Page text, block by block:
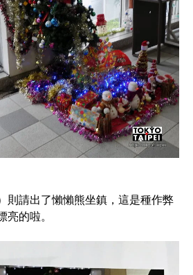
則請出了懶懶熊坐鎮，這是種作弊
的啦。